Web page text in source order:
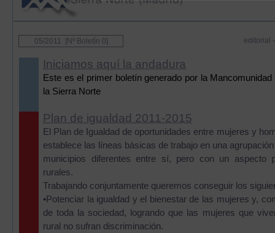
05/2011 [Nº Boletín 0] editorial
Iniciamos aquí la andadura
Este es el primer boletín generado por la
la Sierra Norte
Plan de igualdad 2011-2015
El Plan de Igualdad de oportunidades entre mujeres y
establece las líneas básicas de trabajo en una
municipios diferentes entre sí, pero con un aspecto
rurales.
Trabajando conjuntamente queremos conseguir los
•Potenciar la igualdad y el bienestar de las mujeres y,
de toda la sociedad, logrando que las mujeres que
rural no sufran discriminación.